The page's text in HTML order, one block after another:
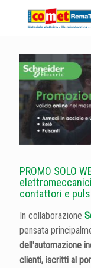
PROMO SOLO
contattori e
In collaborazione
pensata
dell'automazione
clienti, iscritti al